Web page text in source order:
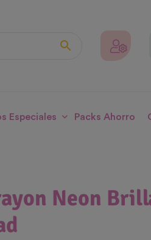

Especiales Packs Ahorro
Neon